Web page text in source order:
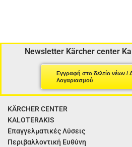
Newsletter Kärcher center
Εγγραφή στο δελτίο νέων /
Λογαριασμού
KÄRCHER CENTER
KALOTERAKIS
Επαγγελματικές Λύσεις
Περιβαλλοντική Ευθύνη